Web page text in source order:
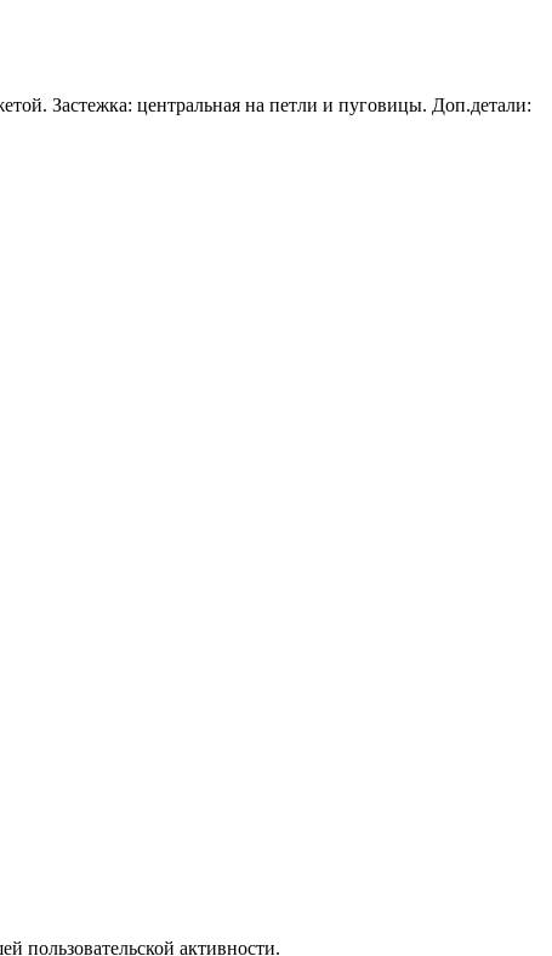
Застежка: центральная на петли и пуговицы. Доп.детали:
пользовательской активности.